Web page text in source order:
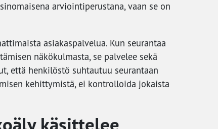
arviointiperustana, vaan se on
asiakaspalvelua. Kun seurantaa
näkökulmasta, se palvelee sekä
että henkilöstö suhtautuu seurantaan
kehittymistä, ei kontrolloida jokaista
käsittelee